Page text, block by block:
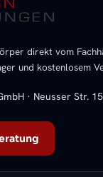
direkt vom
und kostenlosem
· Neusser Str.